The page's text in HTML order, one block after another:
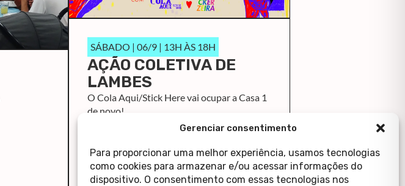
Gerenciar consentimento
Para proporcionar uma melhor experiência, usamos tecnologias
como cookies para armazenar e/ou acessar informações do
dispositivo. O consentimento com essas tecnologias nos
SÁBADO | 06/9 | 13H ÀS 18H
AÇÃO COLETIVA DE
LAMBES
O Cola Aqui/Stick Here vai ocupar a Casa 1
de novo!